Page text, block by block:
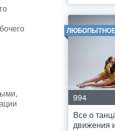
994
Все о
движения